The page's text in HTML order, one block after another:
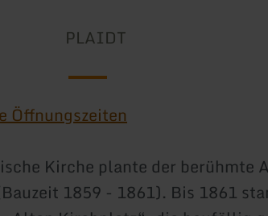
PLAIDT
Öffnungszeiten
Kirche plante der berühmte
1859 - 1861). Bis 1861